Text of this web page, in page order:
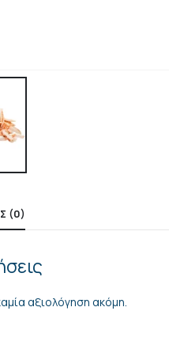
(0)
αξιολόγηση ακόμη.